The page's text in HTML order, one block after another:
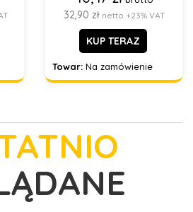
32,90 zł netto +23% VAT
KUP TERAZ
Towar: Na zamówienie